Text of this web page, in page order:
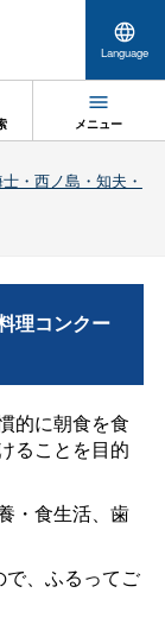
Language
メニュー
・西ノ島・知夫・
理コンクー
的に朝食を食
ることを目的
・食生活、歯
、ふるってご